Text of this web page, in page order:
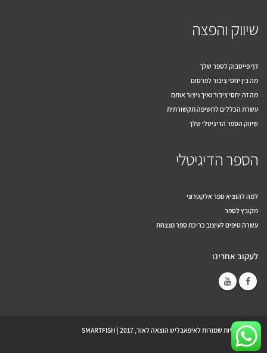
שיווק והפצה
דף פייסבוק לספר שלך
מה בין יחסי ציבור לפרסום
מה זה יחסי ציבור ואיך ניצור אותם
עשרת הכללים לחשיפה תקשורתית
שיווק הספר הדיגיטלי שלך
הספר הדיגיטלי
למה להוציא ספר אלקטרוני
מקובץ לספר
עשרה טיפים לעיצוב כריכת ספר מנצחת
לעקוב אחרינו
© כל הזכויות שמורות לאיפאבליש הוצאה לאור, 2017 | SMARTFISH